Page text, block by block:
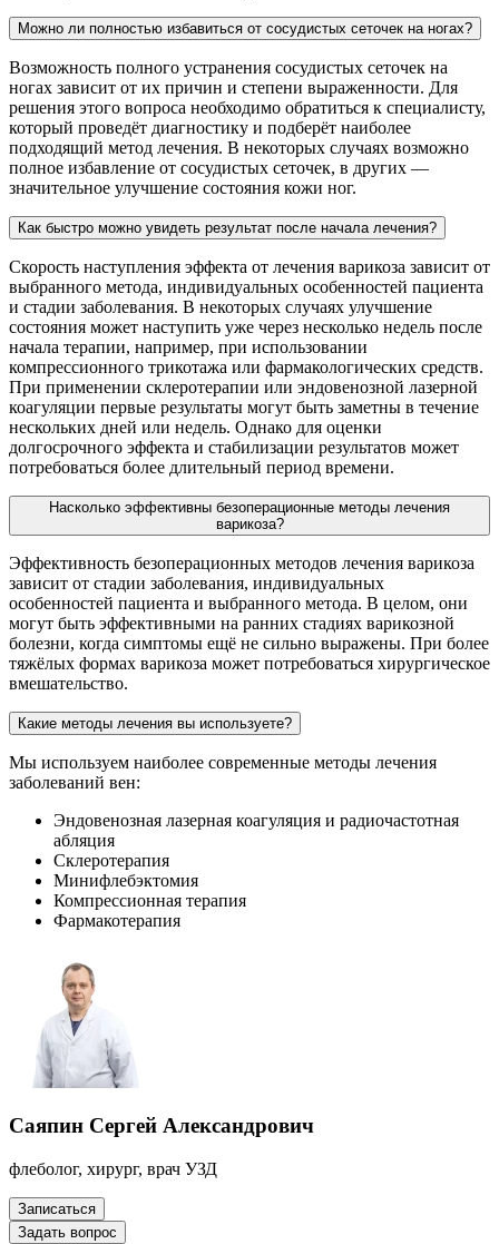
Можно ли полностью избавиться от сосудистых сеточек на ногах?
Возможность полного устранения сосудистых сеточек на
ногах зависит от их причин и степени выраженности. Для
решения этого вопроса необходимо обратиться к специалисту,
который проведёт диагностику и подберёт наиболее
подходящий метод лечения. В некоторых случаях возможно
полное избавление от сосудистых сеточек, в других —
значительное улучшение состояния кожи ног.
Как быстро можно увидеть результат после начала лечения?
Скорость наступления эффекта от лечения варикоза зависит от
выбранного метода, индивидуальных особенностей пациента
и стадии заболевания. В некоторых случаях улучшение
состояния может наступить уже через несколько недель после
начала терапии, например, при использовании
компрессионного трикотажа или фармакологических средств.
При применении склеротерапии или эндовенозной лазерной
коагуляции первые результаты могут быть заметны в течение
нескольких дней или недель. Однако для оценки
долгосрочного эффекта и стабилизации результатов может
потребоваться более длительный период времени.
Насколько эффективны безоперационные методы лечения
варикоза?
Эффективность безоперационных методов лечения варикоза
зависит от стадии заболевания, индивидуальных
особенностей пациента и выбранного метода. В целом, они
могут быть эффективными на ранних стадиях варикозной
болезни, когда симптомы ещё не сильно выражены. При более
тяжёлых формах варикоза может потребоваться хирургическое
вмешательство.
Какие методы лечения вы используете?
Мы используем наиболее современные методы лечения
заболеваний вен:
Эндовенозная лазерная коагуляция и радиочастотная
абляция
Склеротерапия
Минифлебэктомия
Компрессионная терапия
Фармакотерапия
Саяпин Сергей Александрович
флеболог, хирург, врач УЗД
Записаться
Задать вопрос